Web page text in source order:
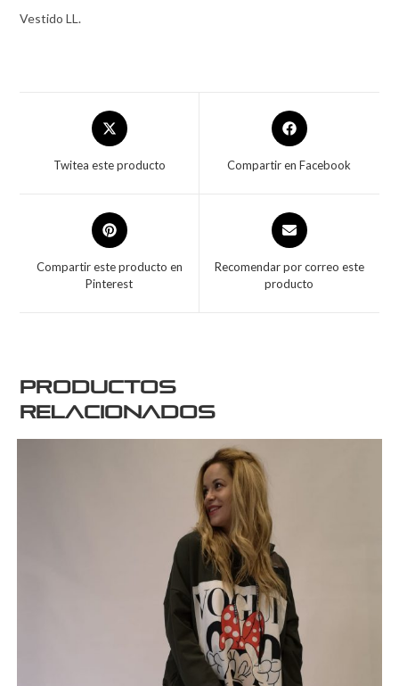
Vestido LL.
Twitea este producto Compartir en Facebook
Compartir este producto en
Pinterest
Recomendar por correo este
producto
Productos
relacionados